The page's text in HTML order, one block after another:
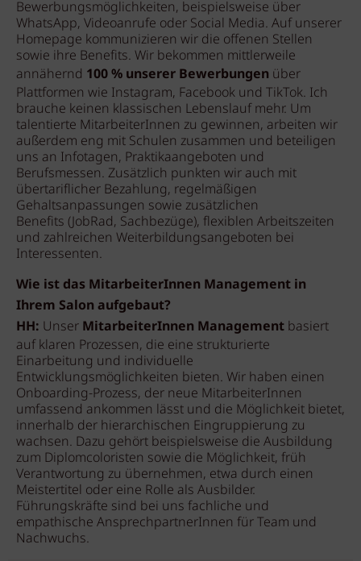
Bewerbungsmöglichkeiten, beispielsweise über
WhatsApp, Videoanrufe oder Social Media. Auf unserer
Homepage kommunizieren wir die offenen Stellen
sowie ihre Benefits. Wir bekommen mittlerweile
annähernd 100 % unserer Bewerbungen über
Plattformen wie Instagram, Facebook und TikTok. Ich
brauche keinen klassischen Lebenslauf mehr. Um
talentierte MitarbeiterInnen zu gewinnen, arbeiten wir
außerdem eng mit Schulen zusammen und beteiligen
uns an Infotagen, Praktikaangeboten und
Berufsmessen. Zusätzlich punkten wir auch mit
übertariflicher Bezahlung, regelmäßigen
Gehaltsanpassungen sowie zusätzlichen
Benefits (JobRad, Sachbezüge), flexiblen Arbeitszeiten
und zahlreichen Weiterbildungsangeboten bei
Interessenten.
Wie ist das MitarbeiterInnen Management in
Ihrem Salon aufgebaut?
HH: Unser MitarbeiterInnen Management basiert
auf klaren Prozessen, die eine strukturierte
Einarbeitung und individuelle
Entwicklungsmöglichkeiten bieten. Wir haben einen
Onboarding-Prozess, der neue MitarbeiterInnen
umfassend ankommen lässt und die Möglichkeit bietet,
innerhalb der hierarchischen Eingruppierung zu
wachsen. Dazu gehört beispielsweise die Ausbildung
zum Diplomcoloristen sowie die Möglichkeit, früh
Verantwortung zu übernehmen, etwa durch einen
Meistertitel oder eine Rolle als Ausbilder.
Führungskräfte sind bei uns fachliche und
empathische AnsprechpartnerInnen für Team und
Nachwuchs.